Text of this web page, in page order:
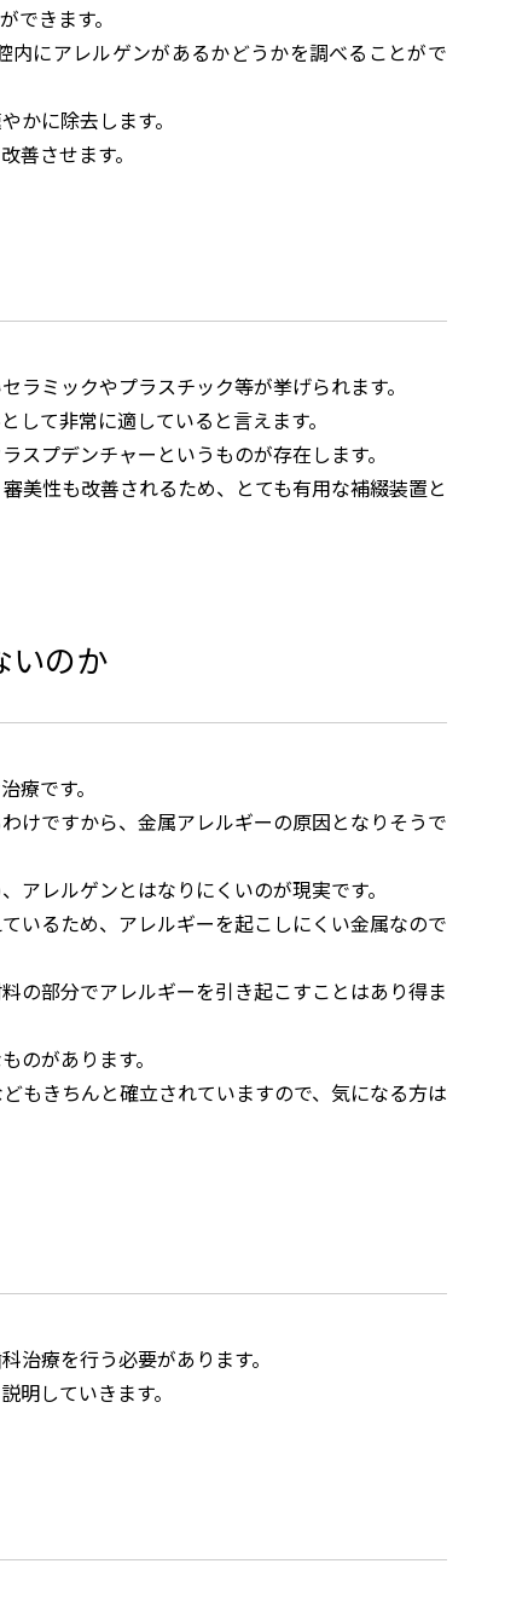
できます。
にアレルゲンがあるかどうかを調べることがで
かに除去します。
善させます。
ミックやプラスチック等が挙げられます。
して非常に適していると言えます。
プデンチャーというものが存在します。
美性も改善されるため、とても有用な補綴装置と
いのか
療です。
けですから、金属アレルギーの原因となりそうで
アレルゲンとはなりにくいのが現実です。
いるため、アレルギーを起こしにくい金属なので
の部分でアレルギーを引き起こすことはあり得ま
のがあります。
もきちんと確立されていますので、気になる方は
治療を行う必要があります。
明していきます。